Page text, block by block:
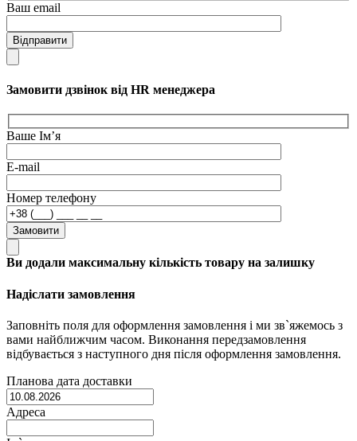
Ваш email
Відправити
Замовити дзвінок від HR менеджера
Ваше Ім’я
E-mail
Номер телефону
Замовити
Ви додали максимальну кількість товару на залишку
Надіслати замовлення
Заповніть поля для оформлення замовлення і ми зв`яжемось з
вами найближчим часом. Виконання передзамовлення
відбувається з наступного дня після оформлення замовлення.
Планова дата доставки
Адреса